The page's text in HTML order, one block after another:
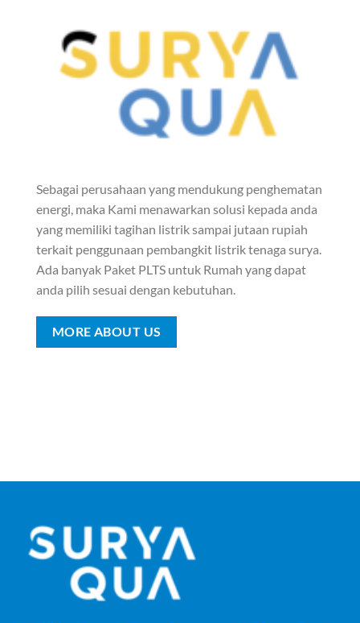
Sebagai perusahaan yang mendukung penghematan
energi, maka Kami menawarkan solusi kepada anda
yang memiliki tagihan listrik sampai jutaan rupiah
terkait penggunaan pembangkit listrik tenaga surya.
Ada banyak Paket PLTS untuk Rumah yang dapat
anda pilih sesuai dengan kebutuhan.
MORE ABOUT US